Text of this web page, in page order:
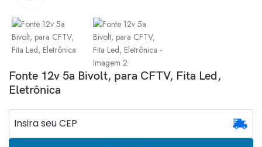
Fonte 12v 5a Bivolt, para CFTV, Fita Led,
Eletrônica